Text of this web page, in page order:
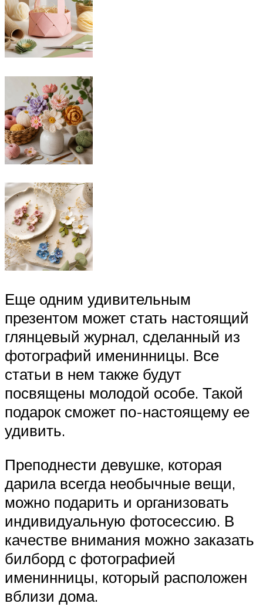
Еще одним удивительным
презентом может стать настоящий
глянцевый журнал, сделанный из
фотографий именинницы. Все
статьи в нем также будут
посвящены молодой особе. Такой
подарок сможет по-настоящему ее
удивить.
Преподнести девушке, которая
дарила всегда необычные вещи,
можно подарить и организовать
индивидуальную фотосессию. В
качестве внимания можно заказать
билборд с фотографией
именинницы, который расположен
вблизи дома.